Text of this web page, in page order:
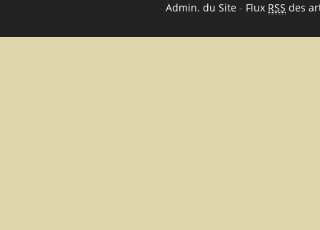
Admin. du Site - Flux RSS des